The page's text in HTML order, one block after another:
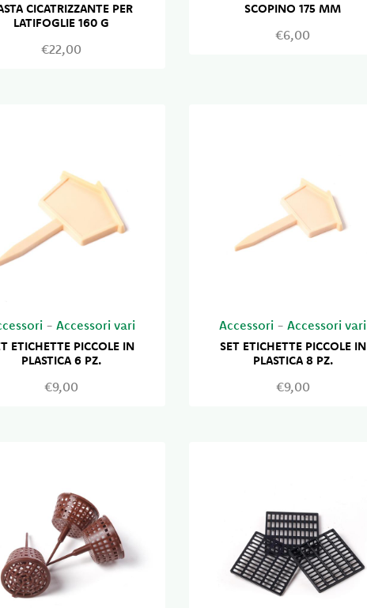
CICATRIZZANTE PER
LATIFOGLIE 160 G
€22,00
SCOPINO 175 MM
€6,00
- Accessori vari
ETICHETTE PICCOLE IN
PLASTICA 6 PZ.
€9,00
Accessori -Accessori vari
SET ETICHETTE PICCOLE IN
PLASTICA 8 PZ.
€9,00